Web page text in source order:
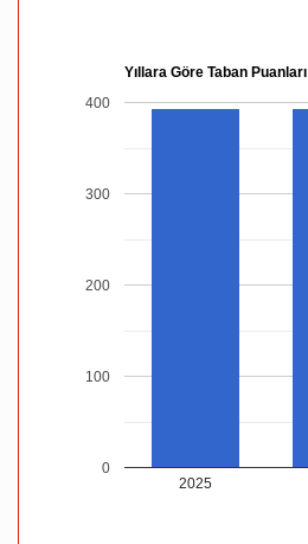
Yıllara Göre Taban Puanları
2025
0
100
200
300
400